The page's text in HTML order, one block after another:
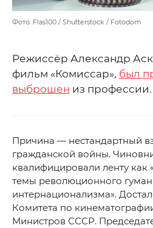
Фото: Flas100 / Shutterstock / Fotodom
Режиссёр Александр
фильм «Комиссар», был
выброшен из профессии.
Причина — нестандартный
гражданской войны.
квалифицировали ленту
темы революционного
интернационализма».
Комитета по
Министров СССР.